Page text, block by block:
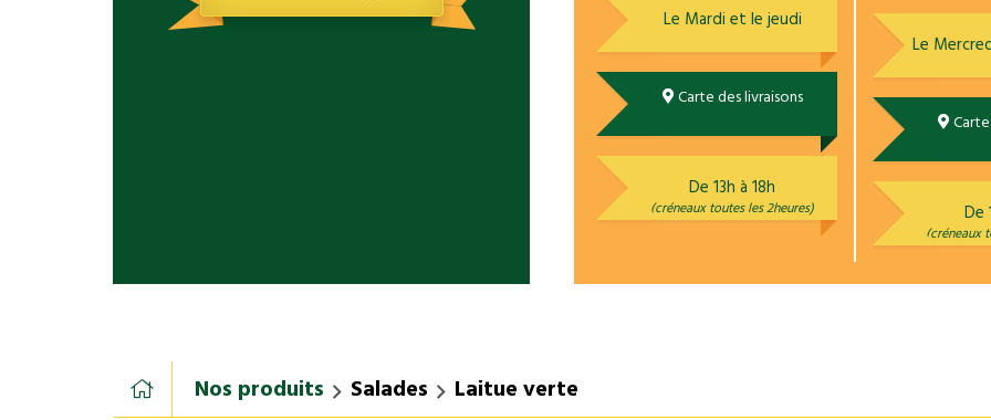
Le Mardi et le jeudi
Carte des livraisons
De 13h à 18h
(créneaux toutes les 2heures)
Le
De
(créneaux
Nos produits Salades Laitue verte